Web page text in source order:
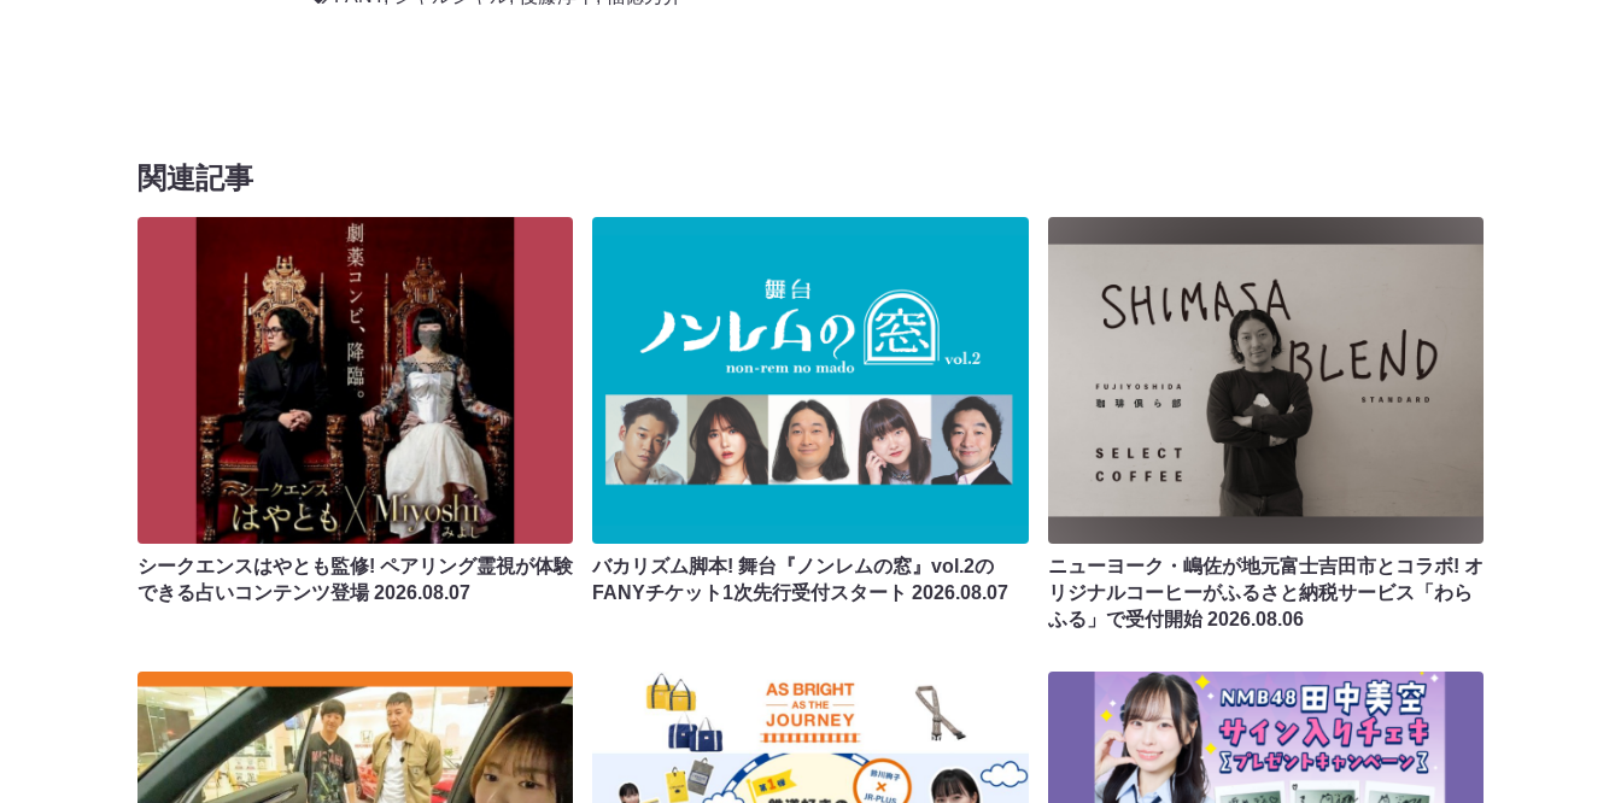
関連記事
シークエンスはやとも監修! ペアリング霊視が体験
できる占いコンテンツ登場2026.08.07
バカリズム脚本! 舞台『ノンレムの窓』vol.2の
FANYチケット1次先行受付スタート2026.08.07
ニューヨーク・嶋佐が地元富士吉田市とコラボ! オ
リジナルコーヒーがふるさと納税サービス「わら
ふる」で受付開始2026.08.06